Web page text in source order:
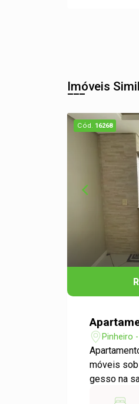
Imóveis
Cód. 16268
Pinheiro
móveis
gesso na